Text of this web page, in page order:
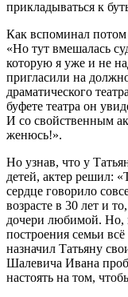
прикладываться к
Как вспоминал
«Но тут вмешалась
которую я уже и не
пригласили на
драматического
буфете театра он
И со свойственным
женюсь!».
Но узнав, что у
детей, актер решил:
сердце говорило
возрасте в 30 лет и
дочери любимой. Но,
построения семьи
назначил Татьяну
Шалевича Ивана
настоять на том,